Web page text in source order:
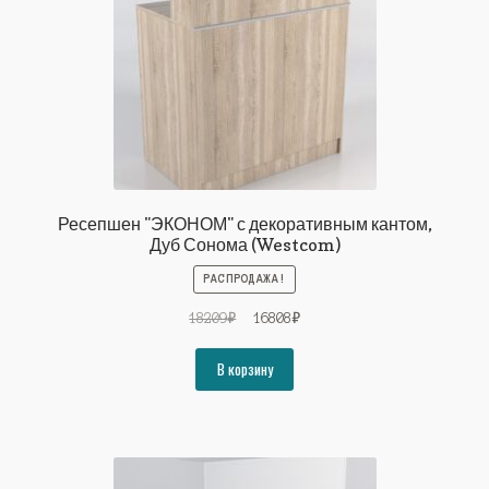
Ресепшен "ЭКОНОМ" с декоративным кантом,
Дуб Сонома (Westcom)
РАСПРОДАЖА!
18209₽
Первоначальная
составляла
18209₽.
16808₽Текущая
В корзину